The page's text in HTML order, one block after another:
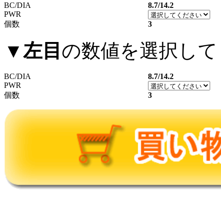
BC/DIA
8.7/14.2
PWR
個数
3
▼左目 の数値を選択し
BC/DIA
8.7/14.2
PWR
個数
3